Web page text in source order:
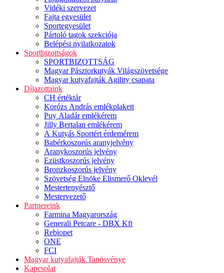
Vidéki szervezet
Fajta egyesület
Sportegyesület
Pártoló tagok szekciója
Belépési nyilatkozatok
Sportbizottságok
SPORTBIZOTTSÁG
Magyar Pásztorkutyák Világszövetsége
Magyar kutyafajták Agility csapata
Díjazottaink
CH értéktár
Korózs András emlékplakett
Puy Aladár emlékérem
Jilly Bertalan emlékérem
A Kutyás Sportért érdemérem
Babérkoszorús aranyjelvény
Aranykoszorús jelvény
Ezüstkoszorús jelvény
Bronzkoszorús jelvény
Szövetség Elnöke Elismerő Oklevél
Mestertenyésztő
Mestervezető
Partnereink
Farmina Magyarország
Generali Petcare - DBX Kft
Rebiopet
ONE
FCI
Magyar kutyafajták Tanösvénye
Kapcsolat